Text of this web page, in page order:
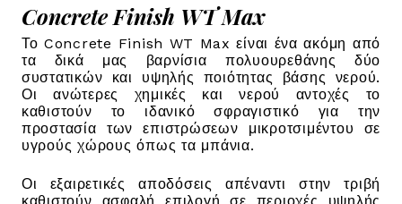
Concrete Finish WT Max
Το Concrete Finish WT Max είναι ένα ακόμη από
τα δικά μας βαρνίσια πολυουρεθάνης δύο
συστατικών και υψηλής ποιότητας βάσης νερού.
Οι ανώτερες χημικές και νερού αντοχές το
καθιστούν το ιδανικό σφραγιστικό για την
προστασία των επιστρώσεων μικροτσιμέντου σε
υγρούς χώρους όπως τα μπάνια.
Οι εξαιρετικές αποδόσεις απέναντι στην τριβή